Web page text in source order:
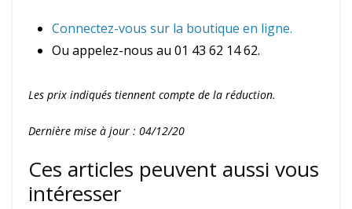
Connectez-vous sur la boutique en ligne.
Ou appelez-nous au 01 43 62 14 62.
Les prix indiqués tiennent compte de la réduction.
Dernière mise à jour : 04/12/20
Ces articles peuvent aussi vous
intéresser